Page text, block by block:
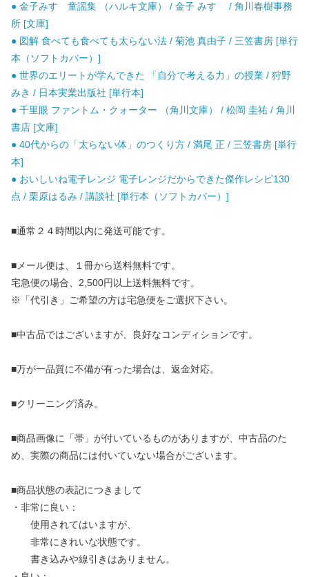
● 金子みすゞ童謡集 （ハルキ文庫） / 金子 みすゞ / 角川春樹事務
所 [文庫]
● 図解 食べても食べても太らない法 / 菊池 真由子 / 三笠書房 [単行
本（ソフトカバー）]
● 世界のエリートが学んできた 「自分で考える力」の授業 / 狩野
みき / 日本実業出版社 [単行本]
● 千里眼 ファントム・クォーター （角川文庫） / 松岡 圭祐 / 角川
書店 [文庫]
● 40代からの「太らない体」のつくり方 / 満尾 正 / 三笠書房 [単行
本]
● おいしいね電子レンジ 電子レンジだからできた傑作レシピ130
点 / 栗原はるみ / 講談社 [単行本（ソフトカバー）]
■通常２４時間以内に発送可能です。
■メール便は、１冊から送料無料です。
宅急便の場合、2,500円以上送料無料です。
※「代引き」ご希望の方は宅急便をご選択下さい。
■中古品ではございますが、良好なコンディションです。
■万が一品質に不備が有った場合は、返金対応。
■クリーニング済み。
■商品画像に「帯」が付いているものがありますが、中古品のた
め、実際の商品には付いていない場合がございます。
■商品状態の表記につきまして
・非常に良い：
使用されてはいますが、
非常にきれいな状態です。
書き込みや線引きはありません。